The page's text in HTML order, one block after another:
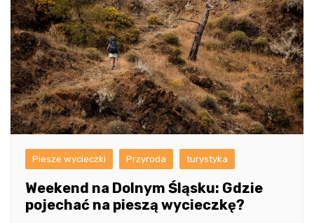
Piesze wycieczki Przyroda turystyka
Weekend na Dolnym Śląsku: Gdzie
pojechać na pieszą wycieczkę?